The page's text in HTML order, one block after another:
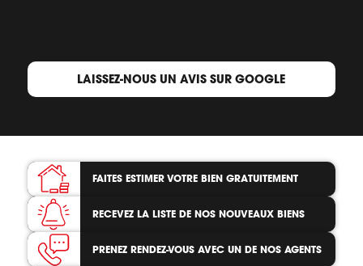
LAISSEZ-NOUS UN AVIS SUR GOOGLE
FAITES ESTIMER VOTRE BIEN GRATUITEMENT
RECEVEZ LA LISTE DE NOS NOUVEAUX BIENS
PRENEZ RENDEZ-VOUS AVEC UN DE NOS AGENTS